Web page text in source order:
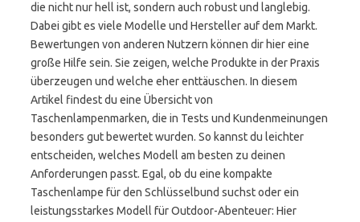
die nicht nur hell ist, sondern auch robust und langlebig.
Dabei gibt es viele Modelle und Hersteller auf dem Markt.
Bewertungen von anderen Nutzern können dir hier eine
große Hilfe sein. Sie zeigen, welche Produkte in der Praxis
überzeugen und welche eher enttäuschen. In diesem
Artikel findest du eine Übersicht von
Taschenlampenmarken, die in Tests und Kundenmeinungen
besonders gut bewertet wurden. So kannst du leichter
entscheiden, welches Modell am besten zu deinen
Anforderungen passt. Egal, ob du eine kompakte
Taschenlampe für den Schlüsselbund suchst oder ein
leistungsstarkes Modell für Outdoor-Abenteuer: Hier